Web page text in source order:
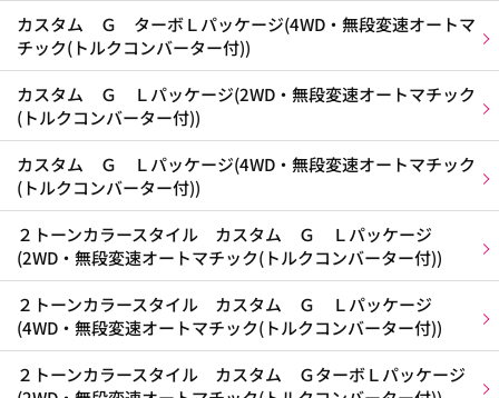
カスタム Ｇ ターボＬパッケージ(4WD・無段変速オートマ
チック(トルクコンバーター付))
カスタム Ｇ Ｌパッケージ(2WD・無段変速オートマチック
(トルクコンバーター付))
カスタム Ｇ Ｌパッケージ(4WD・無段変速オートマチック
(トルクコンバーター付))
２トーンカラースタイル カスタム Ｇ Ｌパッケージ
(2WD・無段変速オートマチック(トルクコンバーター付))
２トーンカラースタイル カスタム Ｇ Ｌパッケージ
(4WD・無段変速オートマチック(トルクコンバーター付))
２トーンカラースタイル カスタム ＧターボＬパッケージ